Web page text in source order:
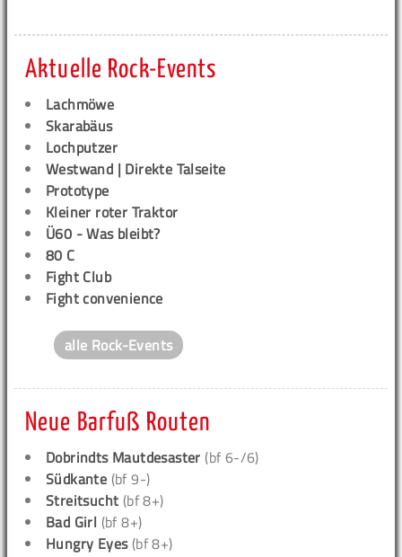
Aktuelle Rock-Events
Lachmöwe
Skarabäus
Lochputzer
Westwand | Direkte Talseite
Prototype
Kleiner roter Traktor
Ü60 - Was bleibt?
80 C
Fight Club
Fight convenience
alle Rock-Events
Neue Barfuß Routen
Dobrindts Mautdesaster (bf 6-/6)
Südkante (bf 9-)
Streitsucht (bf 8+)
Bad Girl (bf 8+)
Hungry Eyes(bf 8+)